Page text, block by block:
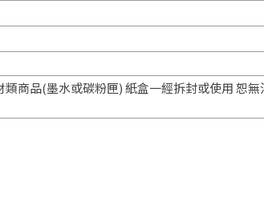
商品(墨水或碳粉匣) 紙盒一經拆封或使用 恕